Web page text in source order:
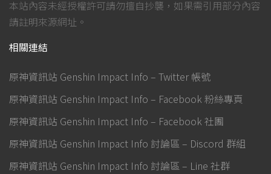
本站內容未經授權許可請勿擅自抄襲，如果需引用部分內容
請註明來源網址。
相關連結
原神資訊站 Genshin Impact Info – Twitter 帳號
原神資訊站 Genshin Impact Info – Facebook 粉絲專頁
原神資訊站 Genshin Impact Info – Facebook 社團
原神資訊站 Genshin Impact Info 討論區 – Discord 群組
原神資訊站 Genshin Impact Info 討論區 – Line 社群